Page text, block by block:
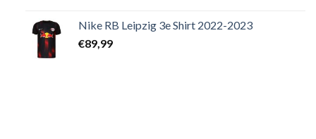
Nike RB Leipzig 3e Shirt 2022-2023
€89,99